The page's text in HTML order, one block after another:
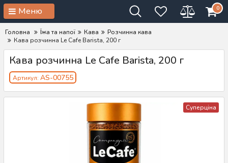
Меню 0
Головна Їжа та напої Кава
Розчинна кава
Кава розчинна Le Cafe Barista, 200 г
Кава розчинна Le Cafe Barista, 200 г
Артикул: AS-00755
Суперціна